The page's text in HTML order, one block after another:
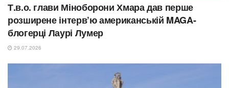
Т.в.о. глави Міноборони Хмара дав перше
розширене інтерв’ю американській MAGA-
блогерці Лаурі Лумер
29.07.2026